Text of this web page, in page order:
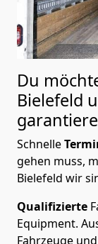
Du
Bielefeld
Schnelle
gehen muss,
Bielefeld wir
Qualifizierte
Equipment.
Fahrzeuge